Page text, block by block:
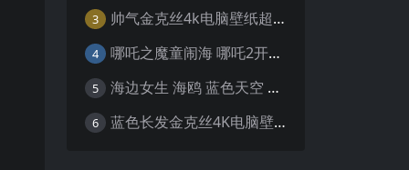
3 帅气金克丝4k电脑壁纸超清
4 哪吒之魔童闹海 哪吒2开场4K壁纸
5 海边女生 海鸥 蓝色天空 4K壁纸
6 蓝色长发金克丝4K电脑壁纸